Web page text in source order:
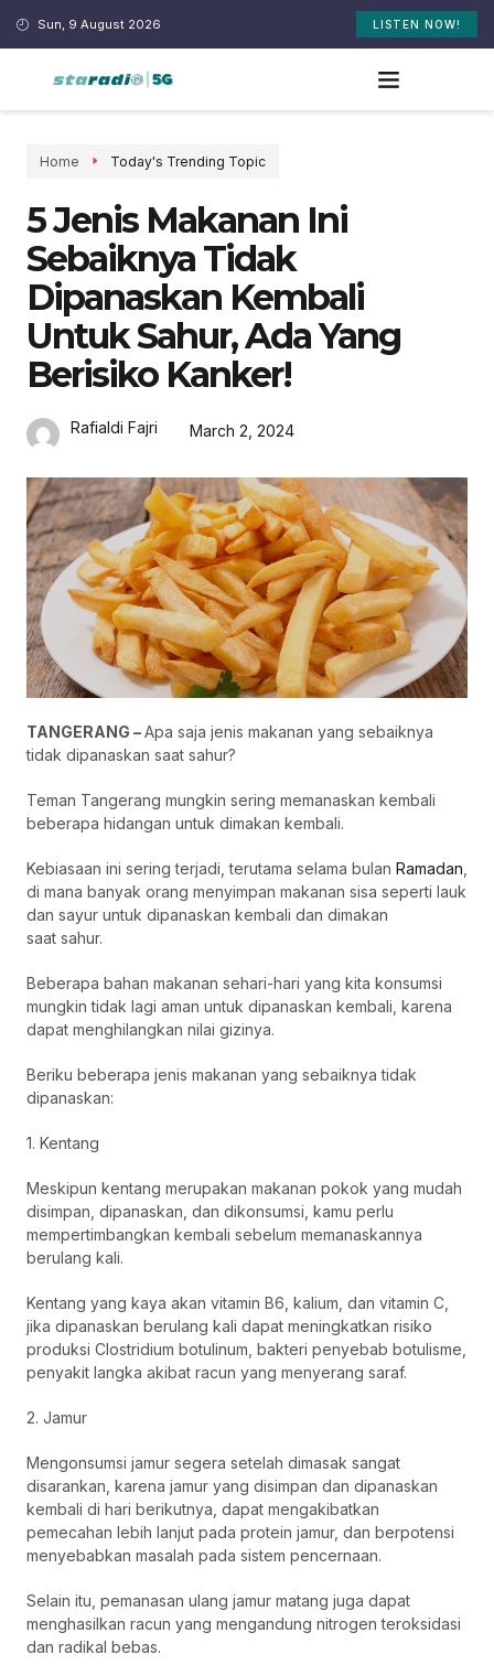
Sun, 9 August 2026 LISTEN NOW!
Home Today's Trending Topic
5 Jenis Makanan Ini
Sebaiknya Tidak
Dipanaskan Kembali
Untuk Sahur, Ada Yang
Berisiko Kanker!
Rafialdi Fajri March 2, 2024
TANGERANG –Apa saja jenis makanan yang sebaiknya
tidak dipanaskan saat sahur?
Teman Tangerang mungkin sering memanaskan kembali
beberapa hidangan untuk dimakan kembali.
Kebiasaan ini sering terjadi, terutama selama bulan Ramadan
di mana banyak orang menyimpan makanan sisa seperti lauk
dan sayur untuk dipanaskan kembali dan dimakan
saat sahur.
Beberapa bahan makanan sehari-hari yang kita konsumsi
mungkin tidak lagi aman untuk dipanaskan kembali, karena
dapat menghilangkan nilai gizinya.
Beriku beberapa jenis makanan yang sebaiknya tidak
dipanaskan:
1. Kentang
Meskipun kentang merupakan makanan pokok yang mudah
disimpan, dipanaskan, dan dikonsumsi, kamu perlu
mempertimbangkan kembali sebelum memanaskannya
berulang kali.
Kentang yang kaya akan vitamin B6, kalium, dan vitamin C,
jika dipanaskan berulang kali dapat meningkatkan risiko
produksi Clostridium botulinum, bakteri penyebab botulisme,
penyakit langka akibat racun yang menyerang saraf.
2. Jamur
Mengonsumsi jamur segera setelah dimasak sangat
disarankan, karena jamur yang disimpan dan dipanaskan
kembali di hari berikutnya, dapat mengakibatkan
pemecahan lebih lanjut pada protein jamur, dan berpotensi
menyebabkan masalah pada sistem pencernaan.
Selain itu, pemanasan ulang jamur matang juga dapat
menghasilkan racun yang mengandung nitrogen teroksidasi
dan radikal bebas.